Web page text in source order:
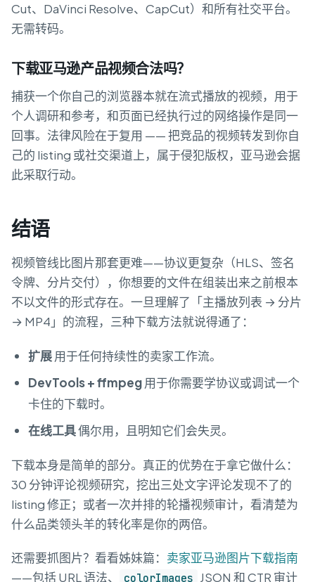
Cut、DaVinci Resolve、CapCut）和所有社交平台。
无需转码。
下载亚马逊产品视频合法吗？
捕获一个你自己的浏览器本就在流式播放的视频，用于
个人调研和参考，和页面已经执行过的网络操作是同一
回事。法律风险在于复用 —— 把竞品的视频转发到你自
己的 listing 或社交渠道上，属于侵犯版权，亚马逊会据
此采取行动。
结语
视频管线比图片那套更难——协议更复杂（HLS、签名
令牌、分片交付），你想要的文件在组装出来之前根本
不以文件的形式存在。一旦理解了「主播放列表 → 分片
→ MP4」的流程，三种下载方法就说得通了：
扩展 用于任何持续性的卖家工作流。
DevTools + ffmpeg 用于你需要学协议或调试一个
卡住的下载时。
在线工具偶尔用，且明知它们会失灵。
下载本身是简单的部分。真正的优势在于拿它做什么：
30 分钟评论视频研究，挖出三处文字评论发现不了的
listing 修正；或者一次并排的轮播视频审计，看清楚为
什么品类领头羊的转化率是你的两倍。
还需要抓图片？看看姊妹篇： 卖家亚马逊图片下载指南
——包括 URL 语法、
colorImages JSON 和 CTR 审计